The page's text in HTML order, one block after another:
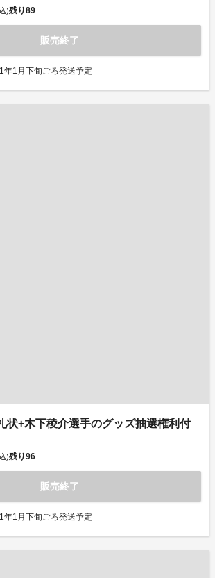
)残り89
販売終了
年1月下旬ごろ発送予定
状+木下稜介選手のグッズ抽選権利付
)残り96
販売終了
年1月下旬ごろ発送予定